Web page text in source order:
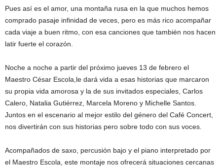
Pues así es el amor, una montaña rusa en la que muchos hemos
comprado pasaje infinidad de veces, pero es más rico acompañar
cada viaje a buen ritmo, con esa canciones que también nos hacen
latir fuerte el corazón.
Noche a noche a partir del próximo jueves 13 de febrero el
Maestro César Escola,le dará vida a esas historias que marcaron
su propia vida amorosa y la de sus invitados especiales, Carlos
Calero, Natalia Gutiérrez, Marcela Moreno y Michelle Santos.
Juntos en el escenario al mejor estilo del género del Café Concert,
nos divertirán con sus historias pero sobre todo con sus voces.
Acompañados de saxo, percusión bajo y el piano interpretado por
el Maestro Escola, este montaje nos ofrecerá situaciones cercanas